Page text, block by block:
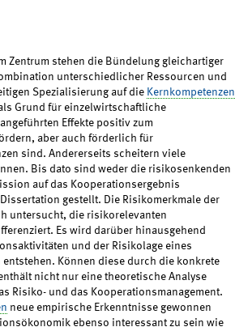
Zentrum stehen die Bündelung gleichartiger
unterschiedlicher Ressourcen und
Spezialisierung auf die Kernkompetenzen
Grund für einzelwirtschaftliche
Effekte positiv zum
aber auch förderlich für
sind. Andererseits scheitern viele
Bis dato sind weder die risikosenkenden
auf das Kooperationsergebnis
gestellt. Die Risikomerkmale der
untersucht, die risikorelevanten
Es wird darüber hinausgehend
und der Risikolage eines
Können diese durch die konkrete
nicht nur eine theoretische Analyse
Risiko- und das Kooperationsmanagement.
neue empirische Erkenntnisse gewonnen
ebenso interessant zu sein wie